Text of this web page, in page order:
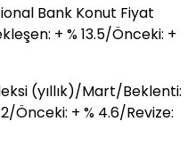
Bank Konut Fiyat
+ % 13.5/Önceki: +
(yıllık)/Mart/Beklenti:
Önceki: + % 4.6/Revize: